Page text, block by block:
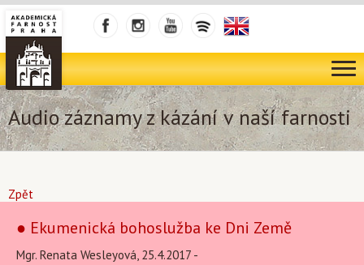
Audio záznamy z kázání v naší farnosti
Zpět
● Ekumenická bohoslužba ke Dni Země
Mgr. Renata Wesleyová, 25.4.2017 -